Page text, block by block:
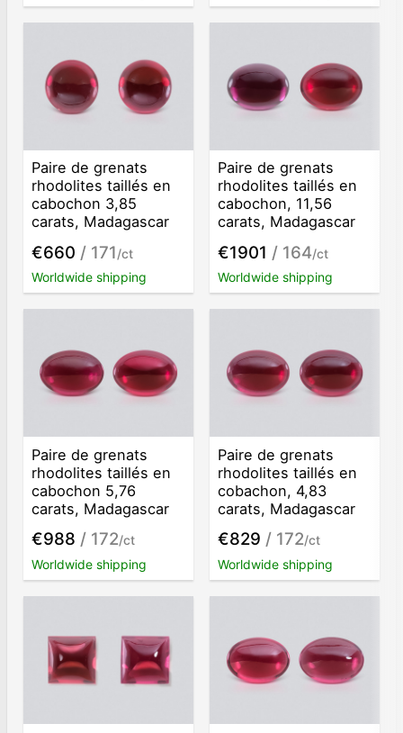
Paire de grenats
rhodolites taillés en
cabochon 3,85
carats, Madagascar
€660 / 171/ct
Worldwide shipping
Paire de grenats
rhodolites taillés en
cabochon, 11,56
carats, Madagascar
€1901 / 164/ct
Worldwide shipping
Paire de grenats
rhodolites taillés en
cabochon 5,76
carats, Madagascar
€988 / 172/ct
Worldwide shipping
Paire de grenats
rhodolites taillés en
cobachon, 4,83
carats, Madagascar
€829 / 172/ct
Worldwide shipping